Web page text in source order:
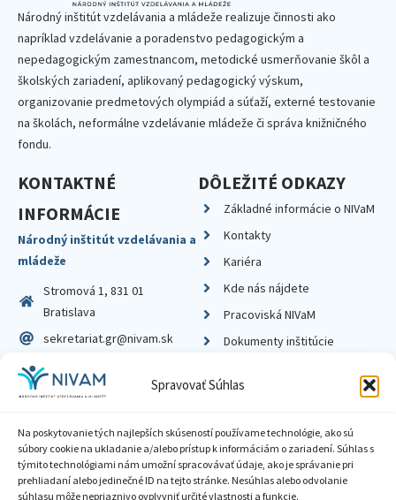
Spravovať Súhlas
Na poskytovanie tých najlepších skúseností používame technológie, ako sú
súbory cookie na ukladanie a/alebo prístup k informáciám o zariadení. Súhlas s
týmito technológiami nám umožní spracovávať údaje, ako je správanie pri
prehliadaní alebo jedinečné ID na tejto stránke. Nesúhlas alebo odvolanie
súhlasu môže nepriaznivo ovplyvniť určité vlastnosti a funkcie.
Národný inštitút vzdelávania a mládeže realizuje činnosti ako
napríklad vzdelávanie a poradenstvo pedagogickým a
nepedagogickým zamestnancom, metodické usmerňovanie škôl a
školských zariadení, aplikovaný pedagogický výskum,
organizovanie predmetových olympiád a súťaží, externé testovanie
na školách, neformálne vzdelávanie mládeže či správa knižničného
fondu.
KONTAKTNÉ
INFORMÁCIE
Národný inštitút vzdelávania a
mládeže
Stromová 1, 831 01
Bratislava
sekretariat.gr@nivam.sk
IČO: 00164348
DIČ: 2020798714
DÔLEŽITÉ ODKAZY
Základné informácie o NIVaM
Kontakty
Kariéra
Kde nás nájdete
Pracoviská NIVaM
Dokumenty inštitúcie
Zásady ochrany súkromia